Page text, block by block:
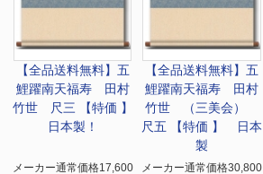
【全品送料無料】 五
鯉躍南天福寿 田村
竹世 尺三 【特価 】
日本製！
メーカー通常価格17,600
【全品送料無料】 五
鯉躍南天福寿 田村
竹世 （三美会）
尺五 【特価 】 日本
製
メーカー通常価格30,800